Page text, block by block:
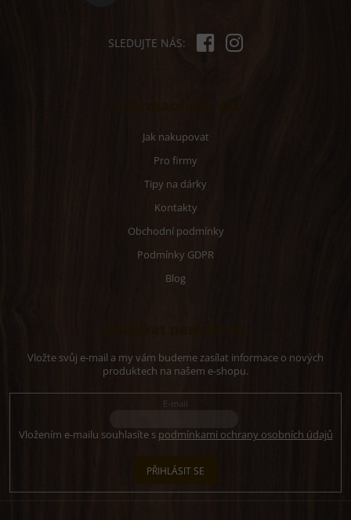
SLEDUJTE NÁS:
Jak nakupovat
Pro firmy
Tipy na dárky
Kontakty
Obchodní podmínky
Podmínky GDPR
Blog
Vložte svůj e-mail a my vám budeme zasílat informace o nových
produktech na našem e-shopu.
E-mail
Vložením e-mailu souhlasíte s podmínkami ochrany osobních údajů
PŘIHLÁSIT SE